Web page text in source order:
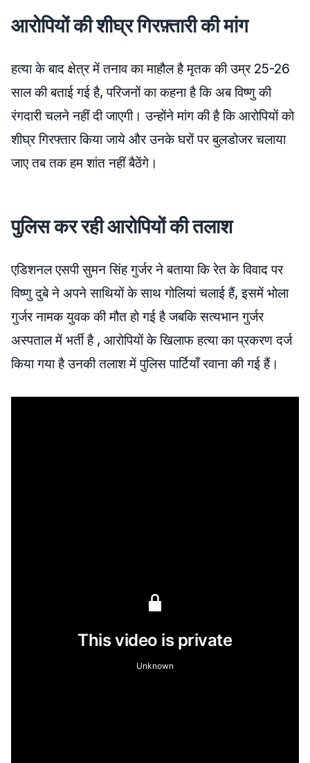
आरोपियों की शीघ्र गिरफ़्तारी की मांग
हत्या के बाद क्षेत्र में तनाव का माहौल है मृतक की उम्र 25-26
साल की बताई गई है, परिजनों का कहना है कि अब विष्णु की
रंगदारी चलने नहीं दी जाएगी। उन्होंने मांग की है कि आरोपियों को
शीघ्र गिरफ्तार किया जाये और उनके घरों पर बुलडोजर चलाया
जाए तब तक हम शांत नहीं बैठेंगे ।
पुलिस कर रही आरोपियों की तलाश
एडिशनल एसपी सुमन सिंह गुर्जर ने बताया कि रेत के विवाद पर
विष्णु दुबे ने अपने साथियों के साथ गोलियां चलाई हैं, इसमें भोला
गुर्जर नामक युवक की मौत हो गई है जबकि सत्यभान गुर्जर
अस्पताल में भर्ती है , आरोपियों के खिलाफ हत्या का प्रकरण दर्ज
किया गया है उनकी तलाश में पुलिस पार्टियाँ रवाना की गई हैं।